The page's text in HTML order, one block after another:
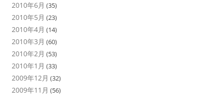
2010年6月 (35)
2010年5月 (23)
2010年4月 (14)
2010年3月 (60)
2010年2月 (53)
2010年1月 (33)
2009年12月 (32)
2009年11月 (56)